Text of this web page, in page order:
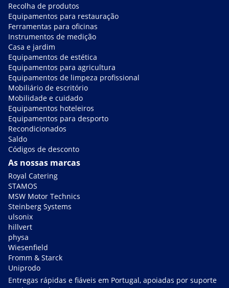
Recolha de produtos
Equipamentos para restauração
Ferramentas para oficinas
Instrumentos de medição
Casa e jardim
Equipamentos de estética
Equipamentos para agricultura
Equipamentos de limpeza profissional
Mobiliário de escritório
Mobilidade e cuidado
Equipamentos hoteleiros
Equipamentos para desporto
Recondicionados
Saldo
Códigos de desconto
As nossas marcas
Royal Catering
STAMOS
MSW Motor Technics
Steinberg Systems
ulsonix
hillvert
physa
Wiesenfield
Fromm & Starck
Uniprodo
Entregas rápidas e fiáveis em Portugal, apoiadas por suporte